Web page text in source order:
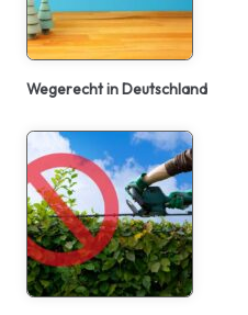
Wegerecht in Deutschland